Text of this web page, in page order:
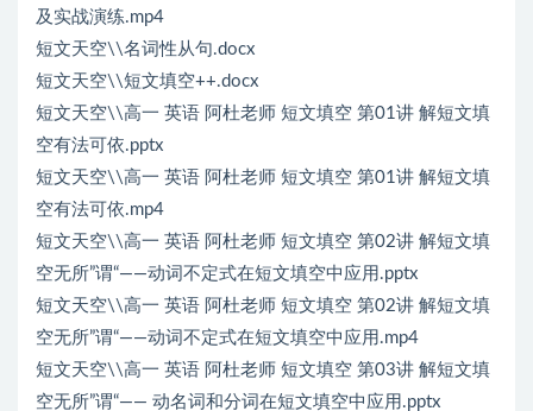
及实战演练.mp4
短文天空\\名词性从句.docx
短文天空\\短文填空++.docx
短文天空\\高一 英语 阿杜老师 短文填空 第01讲 解短文填
空有法可依.pptx
短文天空\\高一 英语 阿杜老师 短文填空 第01讲 解短文填
空有法可依.mp4
短文天空\\高一 英语 阿杜老师 短文填空 第02讲 解短文填
空无所”谓“——动词不定式在短文填空中应用.pptx
短文天空\\高一 英语 阿杜老师 短文填空 第02讲 解短文填
空无所”谓“——动词不定式在短文填空中应用.mp4
短文天空\\高一 英语 阿杜老师 短文填空 第03讲 解短文填
空无所”谓“—— 动名词和分词在短文填空中应用.pptx